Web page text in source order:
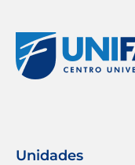
Unidades